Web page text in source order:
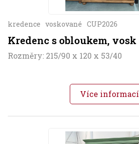
kredence voskované CUP2026
Kredenc s obloukem, vosk
Rozměry: 215/90 x 120 x 53/40
Více informací